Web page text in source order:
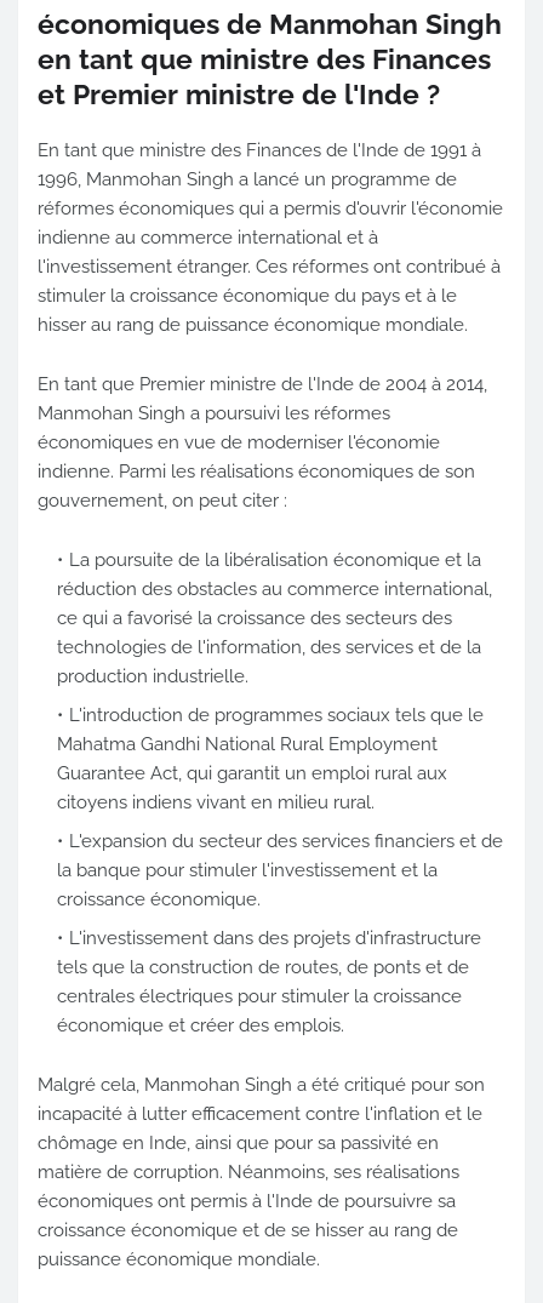
économiques de Manmohan Singh
en tant que ministre des Finances
et Premier ministre de l'Inde ?
En tant que ministre des Finances de l'Inde de 1991 à
1996, Manmohan Singh a lancé un programme de
réformes économiques qui a permis d'ouvrir l'économie
indienne au commerce international et à
l'investissement étranger. Ces réformes ont contribué à
stimuler la croissance économique du pays et à le
hisser au rang de puissance économique mondiale.
En tant que Premier ministre de l'Inde de 2004 à 2014,
Manmohan Singh a poursuivi les réformes
économiques en vue de moderniser l'économie
indienne. Parmi les réalisations économiques de son
gouvernement, on peut citer :
La poursuite de la libéralisation économique et la
réduction des obstacles au commerce international,
ce qui a favorisé la croissance des secteurs des
technologies de l'information, des services et de la
production industrielle.
L'introduction de programmes sociaux tels que le
Mahatma Gandhi National Rural Employment
Guarantee Act, qui garantit un emploi rural aux
citoyens indiens vivant en milieu rural.
L'expansion du secteur des services financiers et de
la banque pour stimuler l'investissement et la
croissance économique.
L'investissement dans des projets d'infrastructure
tels que la construction de routes, de ponts et de
centrales électriques pour stimuler la croissance
économique et créer des emplois.
Malgré cela, Manmohan Singh a été critiqué pour son
incapacité à lutter efficacement contre l'inflation et le
chômage en Inde, ainsi que pour sa passivité en
matière de corruption. Néanmoins, ses réalisations
économiques ont permis à l'Inde de poursuivre sa
croissance économique et de se hisser au rang de
puissance économique mondiale.